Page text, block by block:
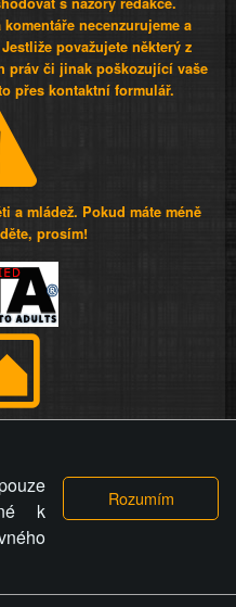
necenzurujeme a
považujete některý z
práv či jinak poškozující vaše
přes kontaktní formulář.
a mládež. Pokud máte méně
prosím!
toto opatření provozovatele
fotografii nebo video na
fotografie, videa nebo
okolnost uplatnit vůči
na náhradu škody nebo
újmy.
k